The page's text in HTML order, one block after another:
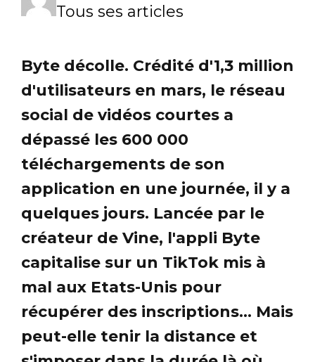
Tous ses articles
Byte décolle. Crédité d'1,3 million
d'utilisateurs en mars, le réseau
social de vidéos courtes a
dépassé les 600 000
téléchargements de son
application en une journée, il y a
quelques jours. Lancée par le
créateur de Vine, l'appli Byte
capitalise sur un TikTok mis à
mal aux Etats-Unis pour
récupérer des inscriptions... Mais
peut-elle tenir la distance et